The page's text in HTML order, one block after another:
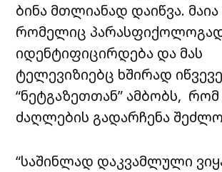
ბინა მთლიანად დაიწვა.
რომელიც
იდენტიფიცირდება და მას
ტელევიზიებც ხშირად
“ნეტგაზეთთან” ამბობს,
ძაღლების გადარჩენა
“საშინლად დაკვამლული